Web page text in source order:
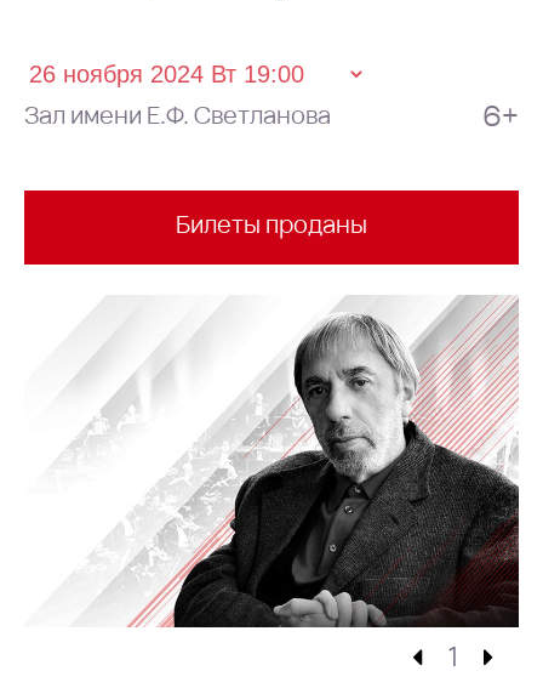
Зал имени Е.Ф. Светланова 6+
Билеты проданы
1